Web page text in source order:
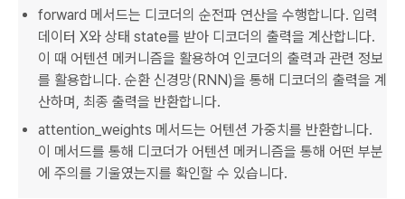
forward 메서드는 디코더의 순전파 연산을 수행합니다. 입력
데이터 X와 상태 state를 받아 디코더의 출력을 계산합니다.
이 때 어텐션 메커니즘을 활용하여 인코더의 출력과 관련 정보
를 활용합니다. 순환 신경망(RNN)을 통해 디코더의 출력을 계
산하며, 최종 출력을 반환합니다.
attention_weights 메서드는 어텐션 가중치를 반환합니다.
이 메서드를 통해 디코더가 어텐션 메커니즘을 통해 어떤 부분
에 주의를 기울였는지를 확인할 수 있습니다.